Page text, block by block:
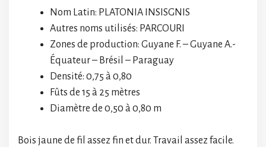
Nom Latin: PLATONIA INSISGNIS
Autres noms utilisés: PARCOURI
Zones de production: Guyane F. – Guyane A.-
Équateur – Brésil – Paraguay
Densité: 0,75 à 0,80
Fûts de 15 à 25 mètres
Diamètre de 0,50 à 0,80 m
Bois jaune de fil assez fin et dur. Travail assez facile.